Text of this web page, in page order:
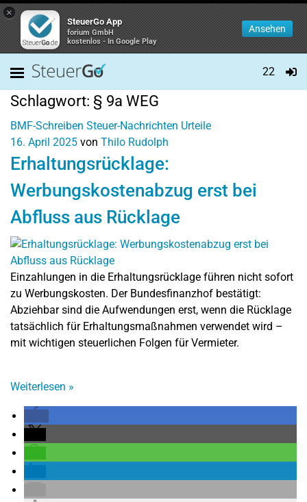
×
SteuerGo App
forium GmbH
kostenlos - In Google Play
Ansehen
22
Schlagwort: § 9a WEG
BMF-Schreiben Steuer-Nachrichten Urteile
16. April 2025 von Thilo Rudolph
Erhaltungsrücklage:
Werbungskostenabzug erst bei
Abfluss aus Rücklage
Einzahlungen in die Erhaltungsrücklage führen nicht sofort
zu Werbungskosten. Der Bundesfinanzhof bestätigt:
Abziehbar sind die Aufwendungen erst, wenn die Rücklage
tatsächlich für Erhaltungsmaßnahmen verwendet wird –
mit wichtigen steuerlichen Folgen für Vermieter.
Weiterlesen »